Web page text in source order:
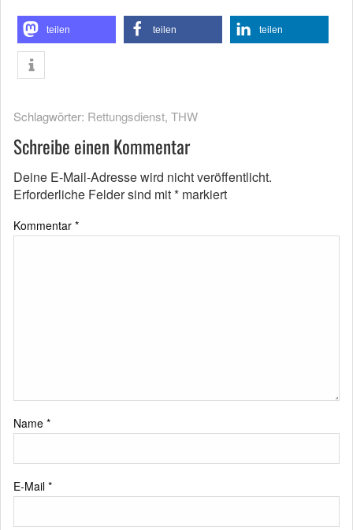
teilen teilen teilen
Schlagwörter: Rettungsdienst, THW
Schreibe einen Kommentar
Deine E-Mail-Adresse wird nicht veröffentlicht.
Erforderliche Felder sind mit* markiert
Kommentar *
Name *
E-Mail *